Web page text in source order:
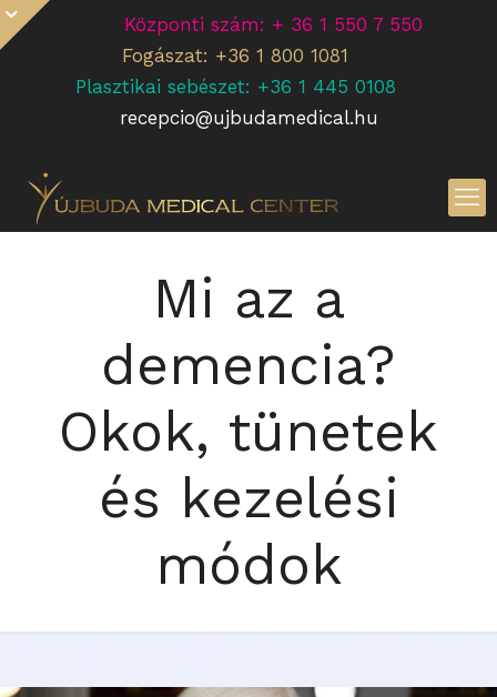
Központi szám: + 36 1 550 7 550
Fogászat: +36 1 800 1081
Plasztikai sebészet: +36 1 445 0108
recepcio@ujbudamedical.hu
Mi az a
demencia?
Okok, tünetek
és kezelési
módok